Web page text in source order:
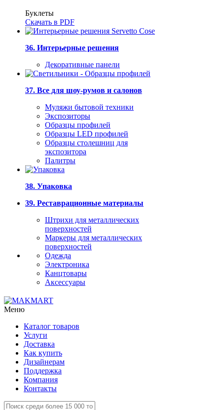
Буклеты
Скачать в PDF
36. Интерьерные решения
Декоративные панели
37. Все для шоу-румов и салонов
Муляжи бытовой техники
Экспозиторы
Образцы профилей
Образцы LED профилей
Образцы столешниц для
экспозитора
Палитры
38. Упаковка
39. Реставрационные материалы
Штрихи для металлических
поверхностей
Маркеры для металлических
поверхностей
Одежда
Электроника
Канцтовары
Аксессуары
Меню
Каталог товаров
Услуги
Доставка
Как купить
Дизайнерам
Поддержка
Компания
Контакты